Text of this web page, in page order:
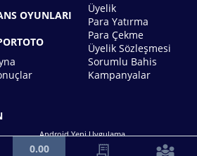
OYUNLARI
Üyelik
Para Yatırma
Para Çekme
Üyelik Sözleşmesi
Sorumlu Bahis
Kampanyalar
Android Yeni Uygulama
0.00